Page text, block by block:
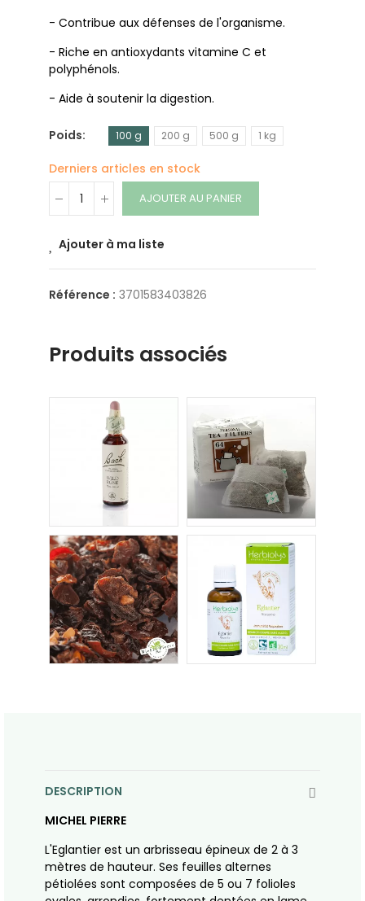
DESCRIPTION
MICHEL PIERRE
L'Eglantier est un arbrisseau épineux de 2 à 3
mètres de hauteur. Ses feuilles alternes
pétiolées sont composées de 5 ou 7 folioles
- Contribue aux défenses de l'organisme.
- Riche en antioxydants vitamine C et
polyphénols.
- Aide à soutenir la digestion.
Poids 100 g 200 g 500 g 1 kg
Derniers articles en stock
AJOUTER AU PANIER
Ajouter à ma liste
Référence : 3701583403826
Produits associés